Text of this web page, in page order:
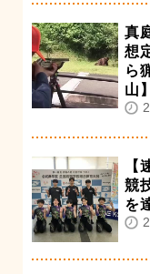
真
想
ら
山】
競
を